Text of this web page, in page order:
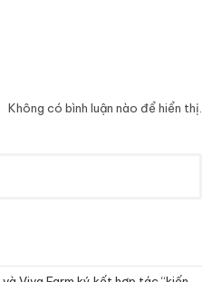
Không có bình luận nào để hiển thị.